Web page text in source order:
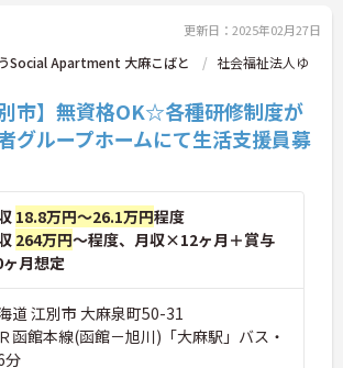
更新日：2025年02月27日
Social Apartment 大麻こばと
社会福祉法人ゆ
別市】無資格OK☆各種研修制度が
グループホームにて生活支援員募
18.8万円～26.1万円程度
264万円～程度、月収×12ヶ月＋賞与
月想定
道 江別市 大麻泉町50-31
函館本線(函館－旭川)「大麻駅」バス・
分